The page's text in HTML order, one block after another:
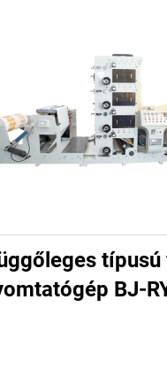
típusú
BJ-